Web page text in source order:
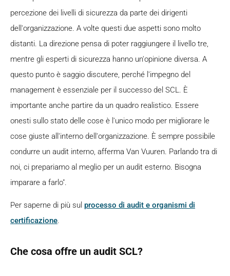
percezione dei livelli di sicurezza da parte dei dirigenti
dell'organizzazione. A volte questi due aspetti sono molto
distanti. La direzione pensa di poter raggiungere il livello tre,
mentre gli esperti di sicurezza hanno un'opinione diversa. A
questo punto è saggio discutere, perché l'impegno del
management è essenziale per il successo del SCL. È
importante anche partire da un quadro realistico. Essere
onesti sullo stato delle cose è l'unico modo per migliorare le
cose giuste all'interno dell'organizzazione. È sempre possibile
condurre un audit interno, afferma Van Vuuren. Parlando tra di
noi, ci prepariamo al meglio per un audit esterno. Bisogna
imparare a farlo".
Per saperne di più sul processo di audit e organismi di
certificazione.
Che cosa offre un audit SCL?